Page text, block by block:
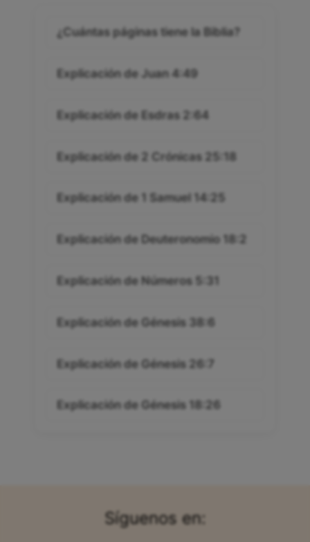
¿Cuántas páginas tiene la Biblia?
Explicación de Juan 4:49
Explicación de Esdras 2:64
Explicación de 2 Crónicas 25:18
Explicación de 1 Samuel 14:25
Explicación de Deuteronomio 18:2
Explicación de Números 5:31
Explicación de Génesis 38:6
Explicación de Génesis 26:7
Explicación de Génesis 18:26
Síguenos en: